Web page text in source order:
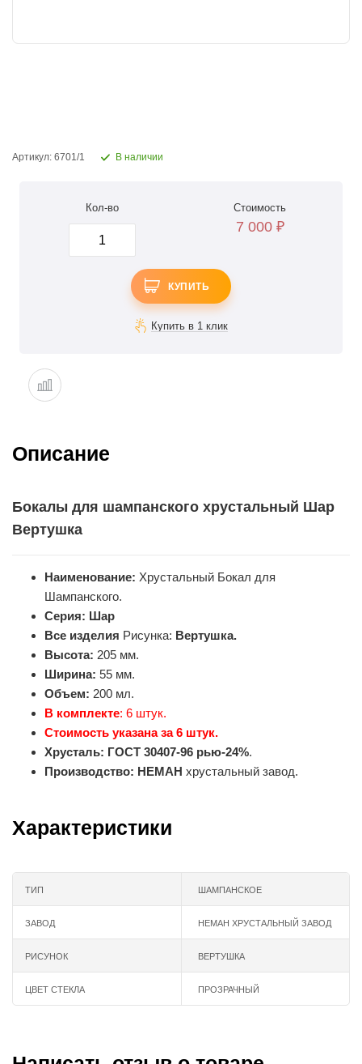
Артикул: 6701/1 В наличии
Кол-во Стоимость
7 000 ₽
КУПИТЬ
Описание
Бокалы для шампанского хрустальный Шар
Вертушка
Наименование: Хрустальный Бокал для
Шампанского.
Серия: Шар
Все изделия Рисунка: Вертушка.
Высота: 205 мм.
Ширина: 55 мм.
Объем: 200 мл.
В комплекте: 6 штук.
Стоимость указана за 6 штук.
Хрусталь: ГОСТ 30407-96 рью-24%.
Производство: НЕМАН хрустальный завод.
Характеристики
ТИП ШАМПАНСКОЕ
ЗАВОД НЕМАН ХРУСТАЛЬНЫЙ ЗАВОД
РИСУНОК ВЕРТУШКА
ЦВЕТ СТЕКЛА ПРОЗРАЧНЫЙ